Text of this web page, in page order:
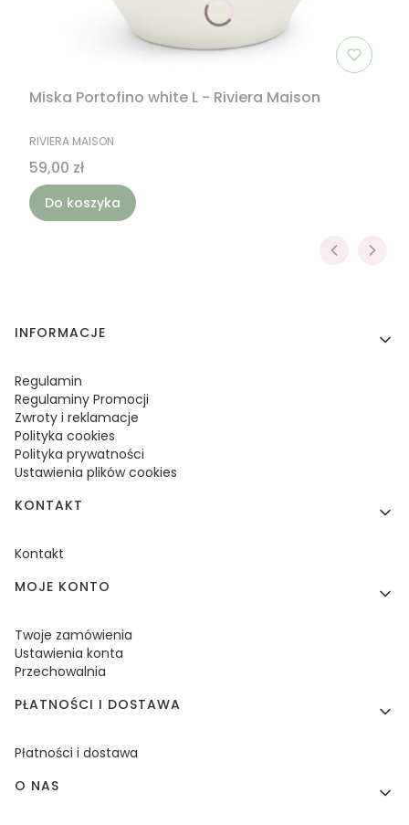
Miska Portofino white L - Riviera Maison
PRODUCENT
RIVIERA MAISON
Cena
59,00 zł
Do koszyka
Linki w stopce
INFORMACJE
Regulamin
Regulaminy Promocji
Zwroty i reklamacje
Polityka cookies
Polityka prywatności
Ustawienia plików cookies
KONTAKT
Kontakt
MOJE KONTO
Twoje zamówienia
Ustawienia konta
Przechowalnia
PŁATNOŚCI I DOSTAWA
Płatności i dostawa
O NAS